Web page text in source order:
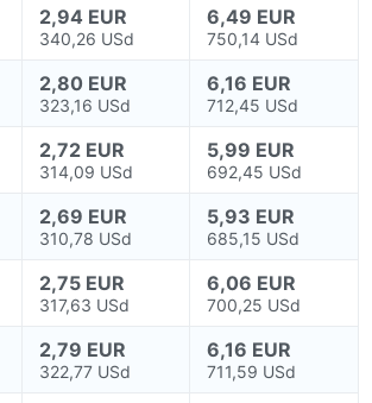
2,94 EUR
340,26 USd
6,49 EUR
750,14 USd
2,80 EUR
323,16 USd
6,16 EUR
712,45 USd
2,72 EUR
314,09 USd
5,99 EUR
692,45 USd
2,69 EUR
310,78 USd
5,93 EUR
685,15 USd
2,75 EUR
317,63 USd
6,06 EUR
700,25 USd
2,79 EUR
322,77 USd
6,16 EUR
711,59 USd